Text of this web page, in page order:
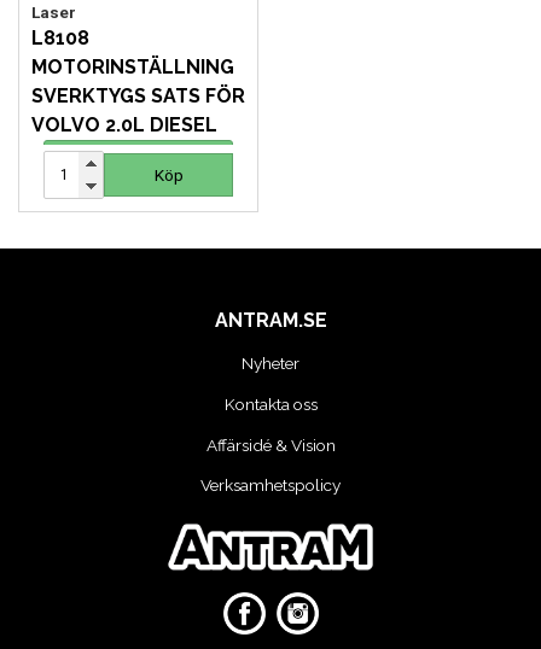
OM OSS
Laser
L8108
MOTORINSTÄLLNING
SVERKTYGS SATS FÖR
VOLVO 2.0L DIESEL
1 856 SEK
Köp
ANTRAM.SE
Nyheter
Kontakta oss
Affärsidé & Vision
Verksamhetspolicy